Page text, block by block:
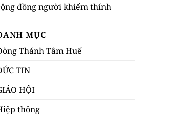
đồng người khiếm thính
MỤC
Thánh Tâm Huế
TIN
HỘI
thông